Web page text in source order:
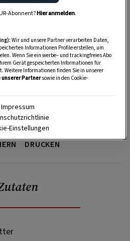
DRUCKEN
Abonnent?Hier anmelden.
Wir und unsere Partner verarbeiten Daten,
Informationen Profile erstellen, um
Wenn Sie ein werbe– und trackingfreies Abo
Gerät gespeicherten Informationen für
Weitere Informationen finden Sie in unserer
unserer Partnersowie in den Cookie-
Impressum
Einstellungen